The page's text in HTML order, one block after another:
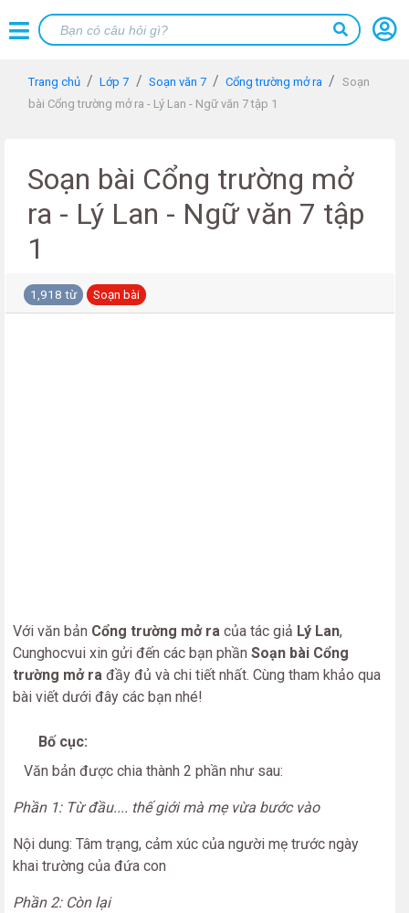
Trang chủ Lớp 7 Soạn văn 7 Cổng trường mở ra
Soạn
bài Cổng trường mở ra - Lý Lan - Ngữ văn 7 tập 1
Soạn bài Cổng trường mở
ra - Lý Lan - Ngữ văn 7 tập
1
1,918 từ Soạn bài
Với văn bản Cổng trường mở ra của tác giả Lý Lan,
Cunghocvui xin gửi đến các bạn phần Soạn bài Cổng
trường mở ra đầy đủ và chi tiết nhất. Cùng tham khảo qua
bài viết dưới đây các bạn nhé!
Bố cục:
Văn bản được chia thành 2 phần như sau:
Phần 1: Từ đầu.... thế giới mà mẹ vừa bước vào
Nội dung: Tâm trạng, cảm xúc của người mẹ trước ngày
khai trường của đứa con
Phần 2: Còn lại